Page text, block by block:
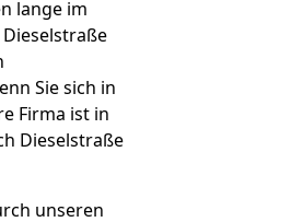
lange im
Sie sich in
Firma ist in
Dieselstraße
unseren